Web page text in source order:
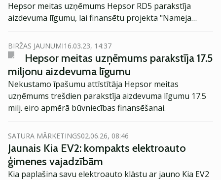
Hepsor meitas uzņēmums Hepsor RD5 parakstīja
aizdevuma līgumu, lai finansētu projekta "Nameja
Rezidence" būvniecību.
BIRŽAS JAUNUMI16.03.23, 14:37
Hepsor meitas uzņēmums parakstīja 17.5
miljonu aizdevuma līgumu
Nekustamo īpašumu attīstītāja Hepsor meitas
uzņēmums trešdien parakstīja aizdevuma līgumu 17.5
milj. eiro apmērā būvniecības finansēšanai.
SATURA MĀRKETINGS02.06.26, 08:46
Jaunais Kia EV2: kompakts elektroauto
ģimenes vajadzībām
Kia paplašina savu elektroauto klāstu ar jauno Kia EV2